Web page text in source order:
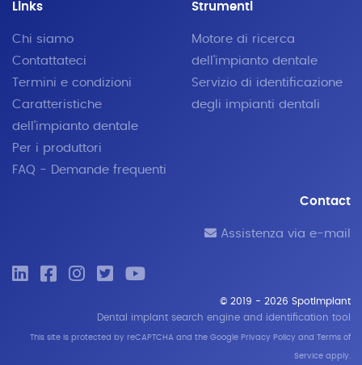
BCS MU
Links
Chi siamo
Contattateci
Termini e condizioni
Caratteristiche
dell'impianto dentale
Per i produttori
FAQ - Demande frequenti
Strumenti
Motore di ricerca
dell'impianto dentale
Servizio di identificazione
degli impianti dentali
Contact
Assistenza via e-mail
© 2019 - 2026 SpotImplant
Dental implant search engine and identification tool
This site is protected by reCAPTCHA and the Google Privacy Policy and Terms of
Serviceapply.